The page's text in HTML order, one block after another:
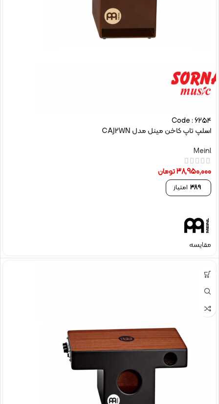
Code : 6254
اسلپ تاپ کاخن مینل مدل CAJ2WN
Meinl
38,950,000تومان
389 امتیاز
مقایسه